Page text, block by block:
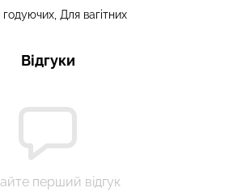
Для вагітних
Відгуки
перший відгук